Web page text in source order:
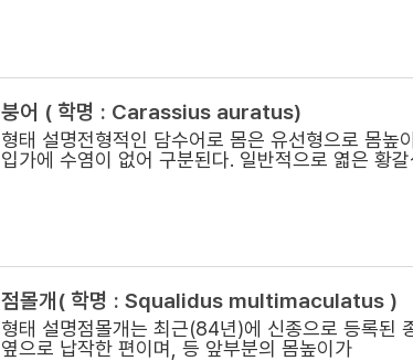
붕어 ( 학명 : Carassius auratus)
형태 설명전형적인 담수어로 몸은 유선형으로 몸
입가에 수염이 없어 구분된다. 일반적으로 엷은 황
점몰개( 학명 : Squalidus multimaculatus )
형태 설명점몰개는 최근(84년)에 신종으로 등록된
옆으로 납작한 편이며, 등 앞부분의 몸높이가